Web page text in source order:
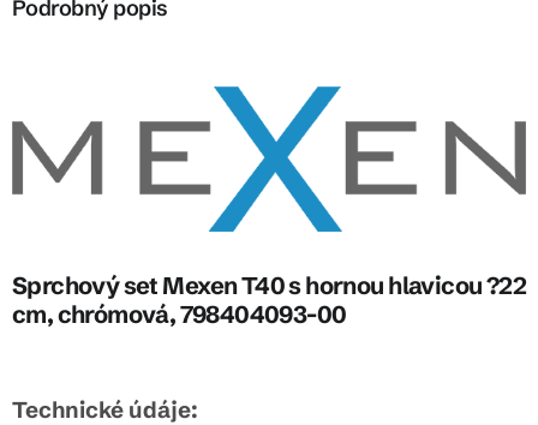
Podrobný popis
Sprchový set Mexen T40 s hornou hlavicou ?22
cm, chrómová, 798404093-00
Technické údáje: